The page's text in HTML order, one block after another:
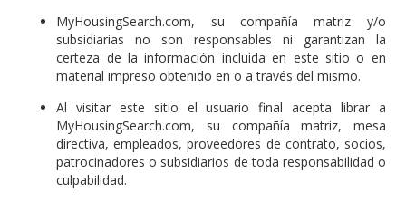
MyHousingSearch.com, su compañía matriz y/o
subsidiarias no son responsables ni garantizan la
certeza de la información incluida en este sitio o en
material impreso obtenido en o a través del mismo.
Al visitar este sitio el usuario final acepta librar a
MyHousingSearch.com, su compañía matriz, mesa
directiva, empleados, proveedores de contrato, socios,
patrocinadores o subsidiarios de toda responsabilidad o
culpabilidad.